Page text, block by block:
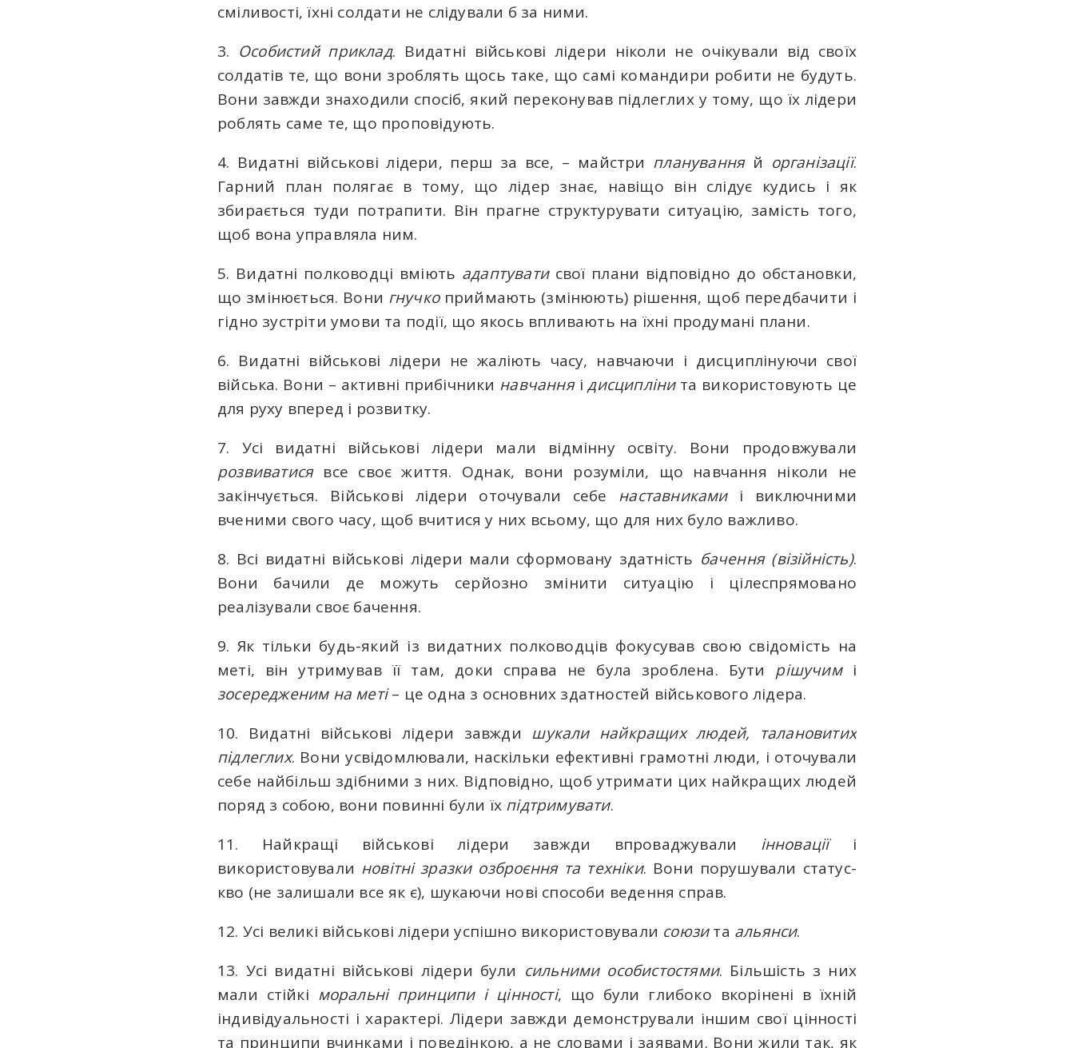
сміливості, їхні солдати не слідували б за ними.
3. Особистий приклад. Видатні військові лідери ніколи не очікували від своїх
солдатів те, що вони зроблять щось таке, що самі командири робити не будуть.
Вони завжди знаходили спосіб, який переконував підлеглих у тому, що їх лідери
роблять саме те, що проповідують.
4. Видатні військові лідери, перш за все, – майстри плануванняй організації.
Гарний план полягає в тому, що лідер знає, навіщо він слідує кудись і як
збирається туди потрапити. Він прагне структурувати ситуацію, замість того,
щоб вона управляла ним.
5. Видатні полководці вміють адаптуватисвої плани відповідно до обстановки,
що змінюється. Вони гнучко приймають (змінюють) рішення, щоб передбачити і
гідно зустріти умови та події, що якось впливають на їхні продумані плани.
6. Видатні військові лідери не жаліють часу, навчаючи і дисциплінуючи свої
війська. Вони – активні прибічники навчанняідисциплінита використовують це
для руху вперед і розвитку.
7. Усі видатні військові лідери мали відмінну освіту. Вони продовжували
розвиватися все своє життя. Однак, вони розуміли, що навчання ніколи не
закінчується. Військові лідери оточували себе наставникамиі виключними
вченими свого часу, щоб вчитися у них всьому, що для них було важливо.
8. Всі видатні військові лідери мали сформовану здатність бачення (візійність).
Вони бачили де можуть серйозно змінити ситуацію і цілеспрямовано
реалізували своє бачення.
9. Як тільки будь-який із видатних полководців фокусував свою свідомість на
меті, він утримував її там, доки справа не була зроблена. Бути рішучимі
зосередженим на меті– це одна з основних здатностей військового лідера.
10. Видатні військові лідери завжди шукали найкращих людей, талановитих
підлеглих. Вони усвідомлювали, наскільки ефективні грамотні люди, і оточували
себе найбільш здібними з них. Відповідно, щоб утримати цих найкращих людей
поряд з собою, вони повинні були їх підтримувати.
11. Найкращі військові лідери завжди впроваджували інновації і
використовували новітні зразки озброєння та техніки. Вони порушували статус-
кво (не залишали все як є), шукаючи нові способи ведення справ.
12. Усі великі військові лідери успішно використовували союзита альянси.
13. Усі видатні військові лідери були сильними особистостями. Більшість з них
мали стійкі моральні принципи і цінності, що були глибоко вкорінені в їхній
індивідуальності і характері. Лідери завжди демонстрували іншим свої цінності
та принципи вчинками і поведінкою, а не словами і заявами. Вони жили так, як